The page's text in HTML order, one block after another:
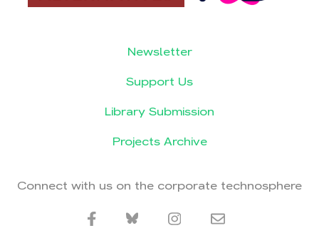
Newsletter
Support Us
Library Submission
Projects Archive
Connect with us on the corporate technosphere